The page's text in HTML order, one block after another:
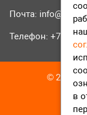
Почта: info@tvr24.tv
Телефон: +7 (496)
© 2016-
в